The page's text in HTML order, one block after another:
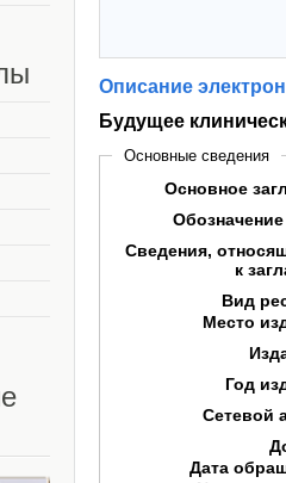
Описание
Будущее
Основные сведения
Основное
Сведения,
к
Вид
Место
Год
Сетевой
Дата